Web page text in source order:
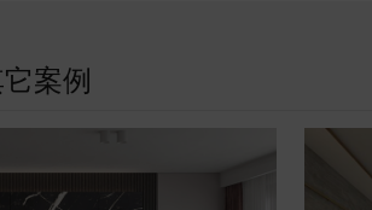
案例